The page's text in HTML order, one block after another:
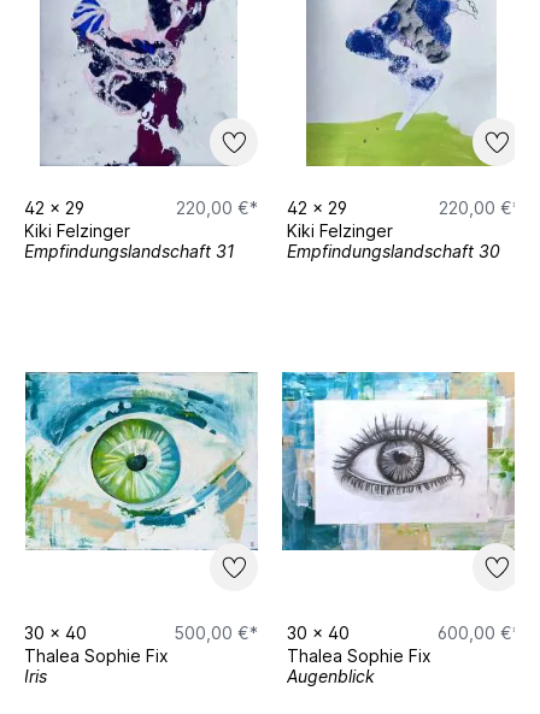
42 x 29
220,00 €*
Kiki Felzinger
Empfindungslandschaft 31
42 x 29
220,00 €*
Kiki Felzinger
Empfindungslandschaft 30
30 x 40
500,00 €*
Thalea Sophie Fix
Iris
30 x 40
600,00 €*
Thalea Sophie Fix
Augenblick